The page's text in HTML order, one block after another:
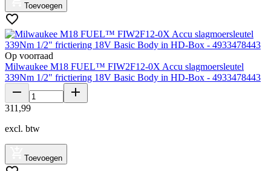
Toevoegen
Op voorraad
Milwaukee M18 FUEL™ FIW2F12-0X Accu slagmoersleutel
339Nm 1/2" frictiering 18V Basic Body in HD-Box - 4933478443
311 ,99
excl. btw
Toevoegen